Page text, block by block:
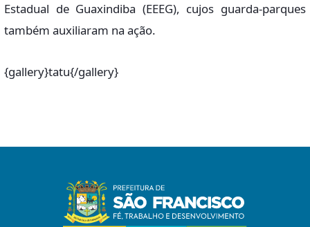
Estadual de Guaxindiba (EEEG), cujos guarda-parques
também auxiliaram na ação.
{gallery}tatu{/gallery}